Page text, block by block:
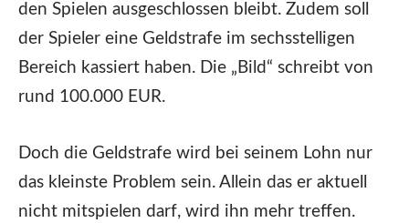
den Spielen ausgeschlossen bleibt. Zudem soll
der Spieler eine Geldstrafe im sechsstelligen
Bereich kassiert haben. Die „Bild“ schreibt von
rund 100.000 EUR.
Doch die Geldstrafe wird bei seinem Lohn nur
das kleinste Problem sein. Allein das er aktuell
nicht mitspielen darf, wird ihn mehr treffen.